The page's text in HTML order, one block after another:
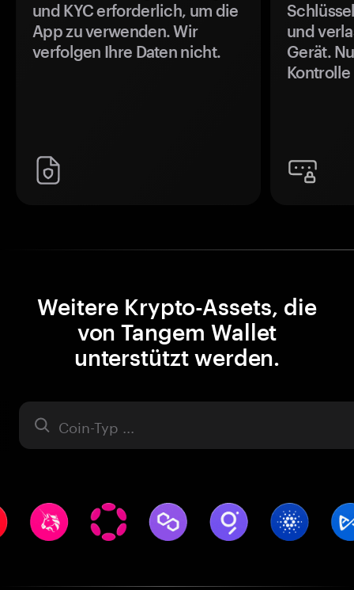
und KYC erforderlich, um die
App zu verwenden. Wir
verfolgen Ihre Daten nicht.
und
Gerät.
Weitere Krypto-Assets, die
von Tangem Wallet
unterstützt werden.
Asset